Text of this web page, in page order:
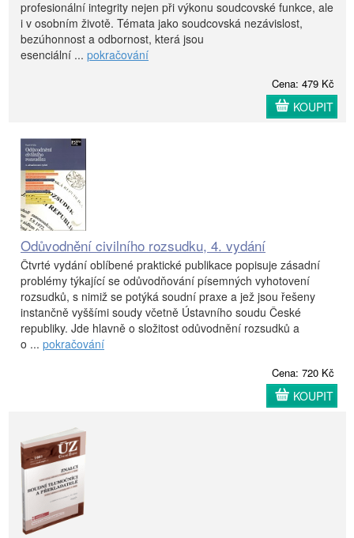
profesionální integrity nejen při výkonu soudcovské funkce, ale
i v osobním životě. Témata jako soudcovská nezávislost,
bezúhonnost a odbornost, která jsou
esenciální ... pokračování
Cena: 479 Kč
KOUPIT
Odůvodnění civilního rozsudku, 4. vydání
Čtvrté vydání oblíbené praktické publikace popisuje zásadní
problémy týkající se odůvodňování písemných vyhotovení
rozsudků, s nimiž se potýká soudní praxe a jež jsou řešeny
instančně vyššími soudy včetně Ústavního soudu České
republiky. Jde hlavně o složitost odůvodnění rozsudků a
o ... pokračování
Cena: 720 Kč
KOUPIT